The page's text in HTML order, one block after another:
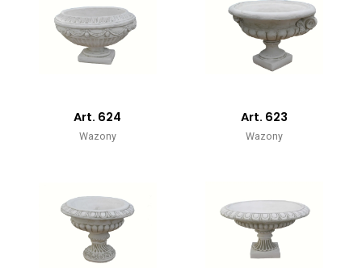
Art. 624
Wazony
Art. 623
Wazony